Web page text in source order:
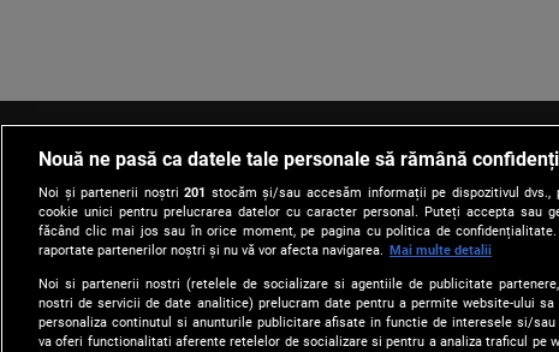
Despre Noi Harta Site Newsletter
Nouă ne pasă ca datele tale personale să rămână
Noi și partenerii noștri201 stocăm și/sau accesăm informații pe dispozitivul dvs.,
cookie unici pentru prelucrarea datelor cu caracter personal. Puteți accepta sau
făcând clic mai jos sau în orice moment, pe pagina cu politica de
raportate partenerilor noștri și nu vă vor afecta navigarea.
Mai multe detalii
Noi si partenerii nostri (retelele de socializare si agentiile de publicitate
nostri de servicii de date analitice) prelucram date pentru a permite website-ului sa
personaliza continutul si anunturile publicitare afisate in functie de interesele si/sau
va oferi functionalitati aferente retelelor de socializare si pentru a analiza traficul pe